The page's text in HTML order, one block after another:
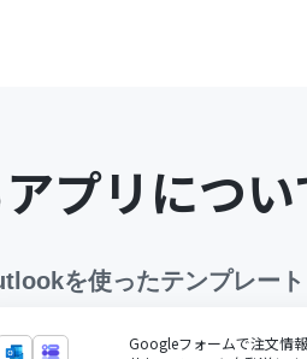
プリについ
を使ったテンプレート
Googleフォームで注文情